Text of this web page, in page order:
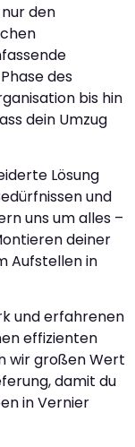
den
des
bis hin
dein Umzug
Lösung
und
uns um alles –
deiner
Aufstellen in
und erfahrenen
effizienten
wir großen Wert
damit du
in Vernier